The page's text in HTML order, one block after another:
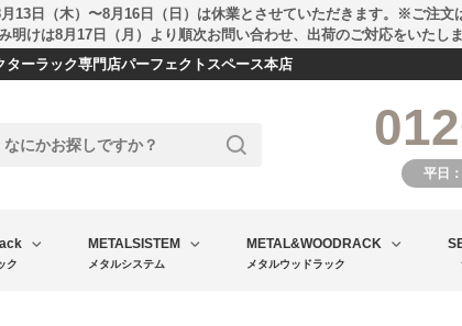
月13日（木）〜8月16日（日）は休業とさせていただきます。※ご注文
明けは8月17日（月）より順次お問い合わせ、出荷のご対応をいたしま
ーラック専門店パーフェクトスペース本店
平日
ク
METALSISTEM
メタルシステム
METAL&WOODRACK
メタルウッドラック